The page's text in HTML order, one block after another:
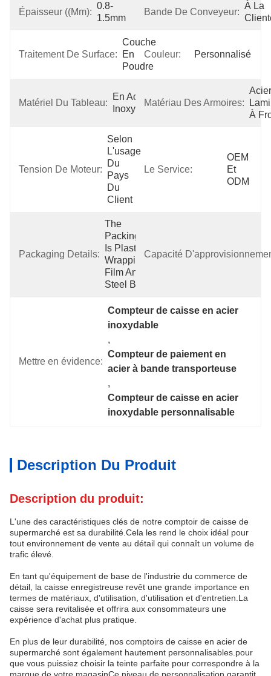
Épaisseur ((mm):
0.8-
1.5mm
Bande De Conveyeur:
À La
Traitement De Surface:
Couche
En
Poudre
Couleur: Personnalisé
Matériel Du Tableau:
En Acier
Inoxydable
Matériau Des Armoires:
Acier
À
Tension De Moteur:
Selon
L'usage
Du
Pays
Du
Client
Le Service:
OEM
Et
ODM
Packaging Details:
The
Packing
Is Plastic
Wrapping
Film And
Steel Belt.
Capacité
Mettre en évidence:
Compteur de caisse en acier
inoxydable
,
Compteur de paiement en
acier à bande transporteuse
,
Compteur de caisse en acier
inoxydable personnalisable
Description Du Produit
Description du produit:
L'une des caractéristiques clés de notre comptoir de caisse de
supermarché est sa durabilité.Cela les rend le choix idéal pour
tout environnement de vente au détail qui connaît un volume de
trafic élevé.
En tant qu'équipement de base de l'industrie du commerce de
détail, la caisse enregistreuse revêt une grande importance en
termes de matériaux, d'utilisation, d'utilisation et d'entretien.La
caisse sera revitalisée et offrira aux consommateurs une
expérience d'achat plus pratique.
En plus de leur durabilité, nos comptoirs de caisse en acier de
supermarché sont également hautement personnalisables.pour
que vous puissiez choisir la teinte parfaite pour correspondre à la